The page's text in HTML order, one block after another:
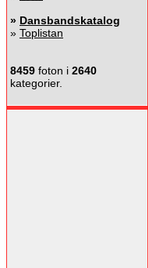
» Dansbandskatalog
» Toplistan
8459 foton i 2640
kategorier.